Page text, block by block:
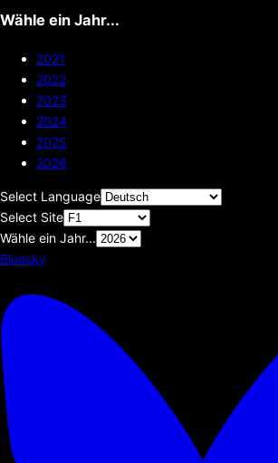
Wähle ein Jahr...
2021
2022
2023
2024
2025
2026
Select Language
Select Site
Wähle ein Jahr...
Bluesky